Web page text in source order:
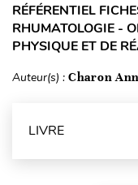
RÉFÉRENTIEL
RHUMATOLOGIE -
PHYSIQUE ET DE
Auteur(s) : Charon
LIVRE